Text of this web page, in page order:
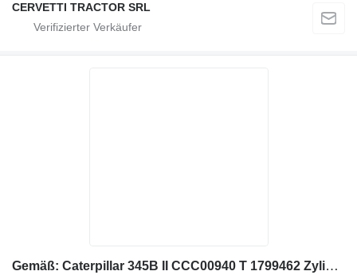
CERVETTI TRACTOR SRL
Gemäß: Caterpillar 345B II CCC00940 T 1799462 Zylinderkopf für Caterpillar 345B II Bagger